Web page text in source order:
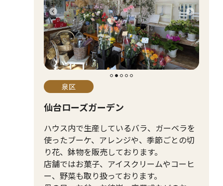
泉区
仙台ローズガーデン
ハウス内で生産しているバラ、ガーベラを
使ったブーケ、アレンジや、季節ごとの切
り花、鉢物を販売しております。
店舗ではお菓子、アイスクリームやコーヒ
ー、野菜も取り扱っております。